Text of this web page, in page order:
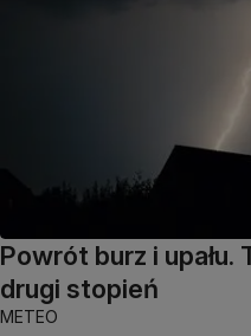
Powrót burz i
drugi stopień
METEO